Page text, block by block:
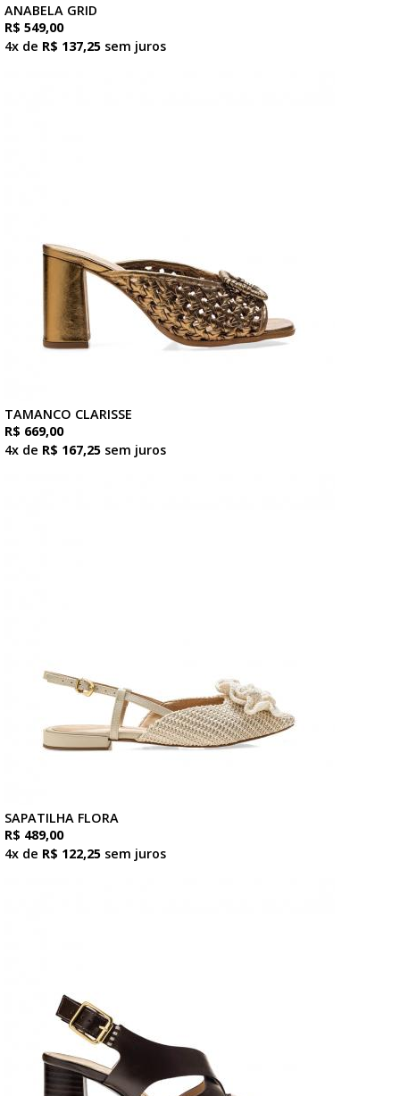
ANABELA GRID
R$ 549,00
4x de R$ 137,25 sem juros
TAMANCO CLARISSE
R$ 669,00
4x de R$ 167,25 sem juros
SAPATILHA FLORA
R$ 489,00
4x de R$ 122,25 sem juros